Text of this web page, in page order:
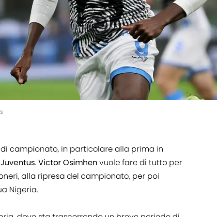
campionato, in particolare alla prima in
Juventus.VictorOsimhen vuole fare di tutto per
alla ripresa del campionato, per poi
Nigeria.